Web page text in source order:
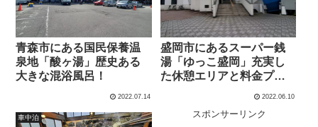
青森市にある国民保養温
泉地「酸ヶ湯」歴史ある
大きな混浴風呂！
2022.07.14
盛岡市にあるスーパー銭
湯「ゆっこ盛岡」充実し
た休憩エリアと料金プラ
2022.06.10
車中泊 スポンサーリンク